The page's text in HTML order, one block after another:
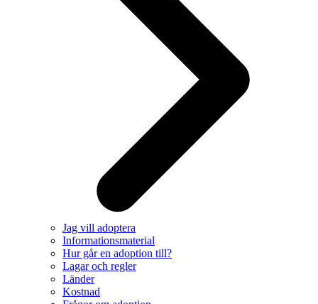
Jag vill adoptera
Informationsmaterial
Hur går en adoption till?
Lagar och regler
Länder
Kostnad